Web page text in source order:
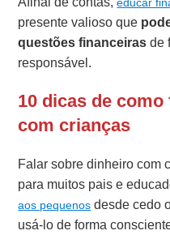
presente valioso que
questões financeirasde
responsável.
10 dicas de
com crianças
Falar sobre dinheiro com
para muitos pais e
aos pequenos desde cedo
usá-lo de forma